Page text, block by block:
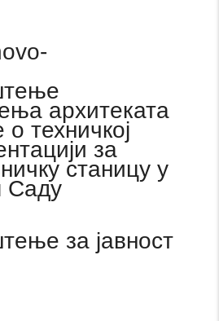
архитеката
о техничкој
за
станицу у
Саду
за јавност